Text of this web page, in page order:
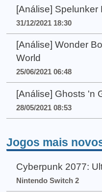
[Análise] Spelunker
31/12/2021 18:30
[Análise] Wonder
World
25/06/2021 06:48
[Análise] Ghosts 'n
28/05/2021 08:53
Jogos mais
Cyberpunk 2077:
Nintendo Switch 2